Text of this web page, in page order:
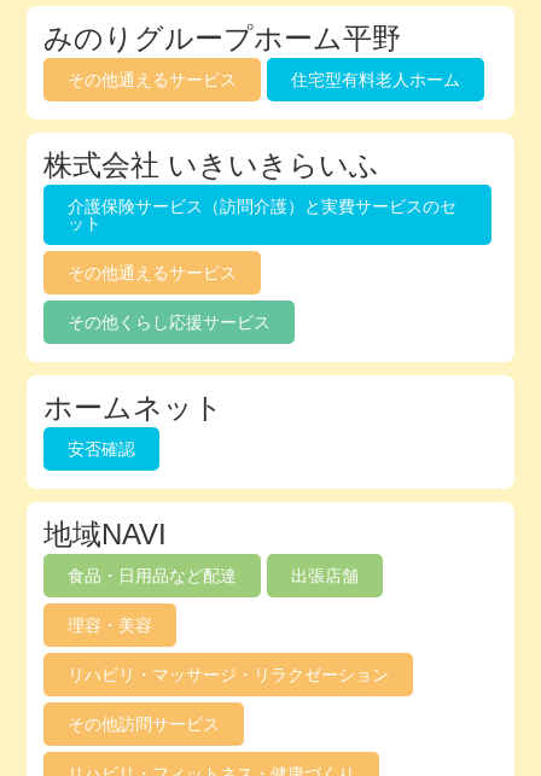
みのりグループホーム平野
その他通えるサービス 住宅型有料老人ホーム
株式会社 いきいきらいふ
介護保険サービス（訪問介護）と実費サービスのセ
ット
その他通えるサービス
その他くらし応援サービス
ホームネット
安否確認
地域NAVI
食品・日用品など配達 出張店舗
理容・美容
リハビリ・マッサージ・リラクゼーション
その他訪問サービス